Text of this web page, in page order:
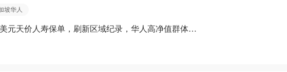
坡华人
元天价人寿保单，刷新区域纪录，华人高净值群体成